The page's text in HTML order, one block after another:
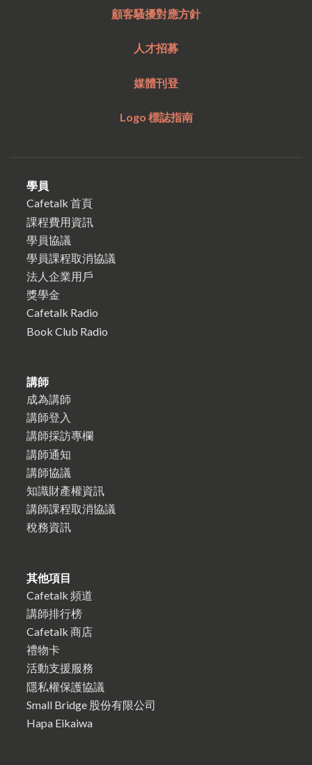
顧客騷擾對應方針
人才招募
媒體刊登
Logo 標誌指南
學員
Cafetalk 首頁
課程費用資訊
學員協議
學員課程取消協議
法人企業用戶
獎學金
Cafetalk Radio
Book Club Radio
講師
成為講師
講師登入
講師採訪專欄
講師通知
講師協議
知識財產權資訊
講師課程取消協議
稅務資訊
其他項目
Cafetalk 頻道
講師排行榜
Cafetalk 商店
禮物卡
活動支援服務
隱私權保護協議
Small Bridge 股份有限公司
Hapa Eikaiwa